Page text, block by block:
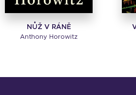
NŮŽ V RÁNĚ
Anthony Horowitz